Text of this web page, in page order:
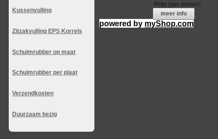
Kussenvulling
Zitzakvulling EPS Korrels
Schuimrubber op maat
Schuimrubber per plaat
Verzendkosten
Duurzaam bezig
Prijs (per meter):
meer info
powered by myShop.com